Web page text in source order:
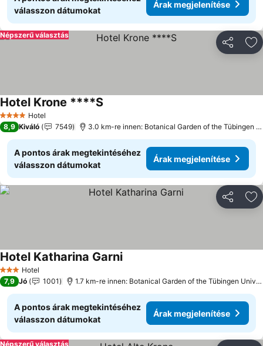
válasszon dátumokat
Árak megjelenítése
Népszerű választás
4 KategóriaHotel
Hotel Krone ****S
8,9 Kiváló 7549 3.0 km-re innen: Botanical Garden of the Tübingen University
A pontos árak megtekintéséhez
válasszon dátumokat
Árak megjelenítése
3 Kategória
Hotel
Hotel Katharina Garni
7,9 Jó 1001 1.7 km-re innen: Botanical Garden of the Tübingen University
A pontos árak megtekintéséhez
válasszon dátumokat
Árak megjelenítése
Népszerű választás